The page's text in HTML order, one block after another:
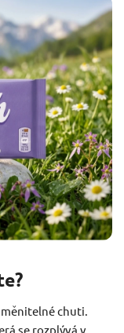
chuti.
se rozplývá v